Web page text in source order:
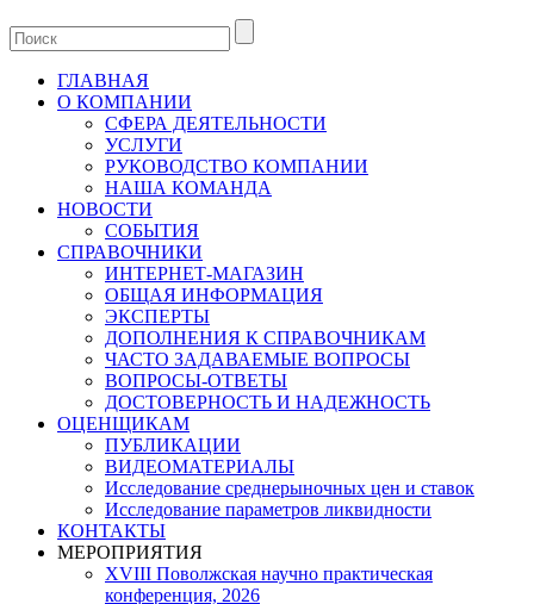
ГЛАВНАЯ
О КОМПАНИИ
СФЕРА ДЕЯТЕЛЬНОСТИ
УСЛУГИ
РУКОВОДСТВО КОМПАНИИ
НАША КОМАНДА
НОВОСТИ
СОБЫТИЯ
СПРАВОЧНИКИ
ИНТЕРНЕТ-МАГАЗИН
ОБЩАЯ ИНФОРМАЦИЯ
ЭКСПЕРТЫ
ДОПОЛНЕНИЯ К СПРАВОЧНИКАМ
ЧАСТО ЗАДАВАЕМЫЕ ВОПРОСЫ
ВОПРОСЫ-ОТВЕТЫ
ДОСТОВЕРНОСТЬ И НАДЕЖНОСТЬ
ОЦЕНЩИКАМ
ПУБЛИКАЦИИ
ВИДЕОМАТЕРИАЛЫ
Исследование среднерыночных цен и ставок
Исследование параметров ликвидности
КОНТАКТЫ
МЕРОПРИЯТИЯ
XVIII Поволжская научно практическая
конференция, 2026